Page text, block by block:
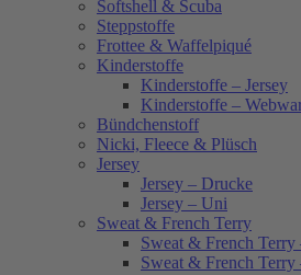
Softshell & Scuba
Steppstoffe
Frottee & Waffelpiqué
Kinderstoffe
Kinderstoffe – Jersey
Kinderstoffe –
Bündchenstoff
Nicki, Fleece & Plüsch
Jersey
Jersey – Drucke
Jersey – Uni
Sweat & French Terry
Sweat & French Terry
Sweat & French Terry